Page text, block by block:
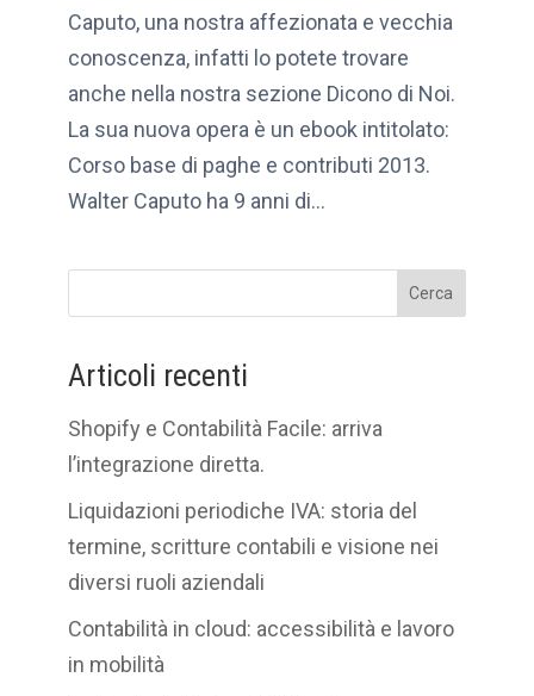
Caputo, una nostra affezionata e vecchia
conoscenza, infatti lo potete trovare
anche nella nostra sezione Dicono di Noi.
La sua nuova opera è un ebook intitolato:
Corso base di paghe e contributi 2013.
Walter Caputo ha 9 anni di...
Cerca
Articoli recenti
Shopify e Contabilità Facile: arriva
l’integrazione diretta.
Liquidazioni periodiche IVA: storia del
termine, scritture contabili e visione nei
diversi ruoli aziendali
Contabilità in cloud: accessibilità e lavoro
in mobilità